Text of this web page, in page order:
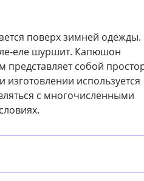
поверх зимней одежды.
еле шуршит. Капюшон
представляет собой
используется
с многочисленными